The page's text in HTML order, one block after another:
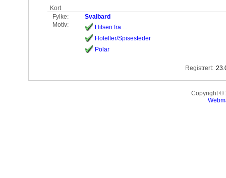
Kort
Fylke:
Svalbard
Motiv:
Hilsen fra ...
Hoteller/Spisesteder
Polar
Registrert:
Copyright ©